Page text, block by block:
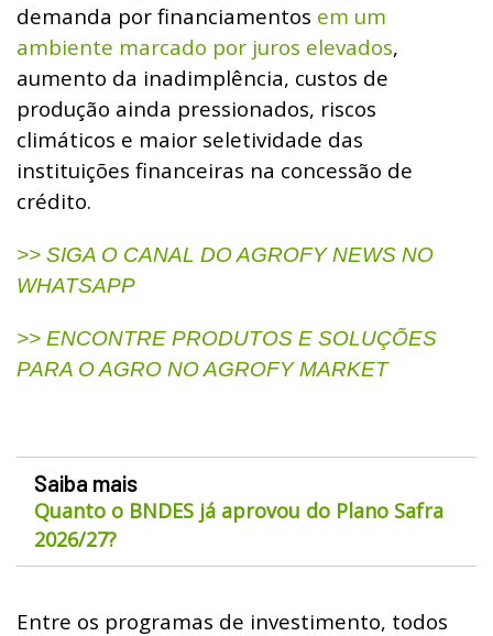
demanda por financiamentos em um
ambiente marcado por juros elevados,
aumento da inadimplência, custos de
produção ainda pressionados, riscos
climáticos e maior seletividade das
instituições financeiras na concessão de
crédito.
>> SIGA O CANAL DO AGROFY NEWS NO
WHATSAPP
>> ENCONTRE PRODUTOS E SOLUÇÕES
PARA O AGRO NO AGROFY MARKET
Saiba mais
Quanto o BNDES já aprovou do Plano Safra
2026/27?
Entre os programas de investimento, todos